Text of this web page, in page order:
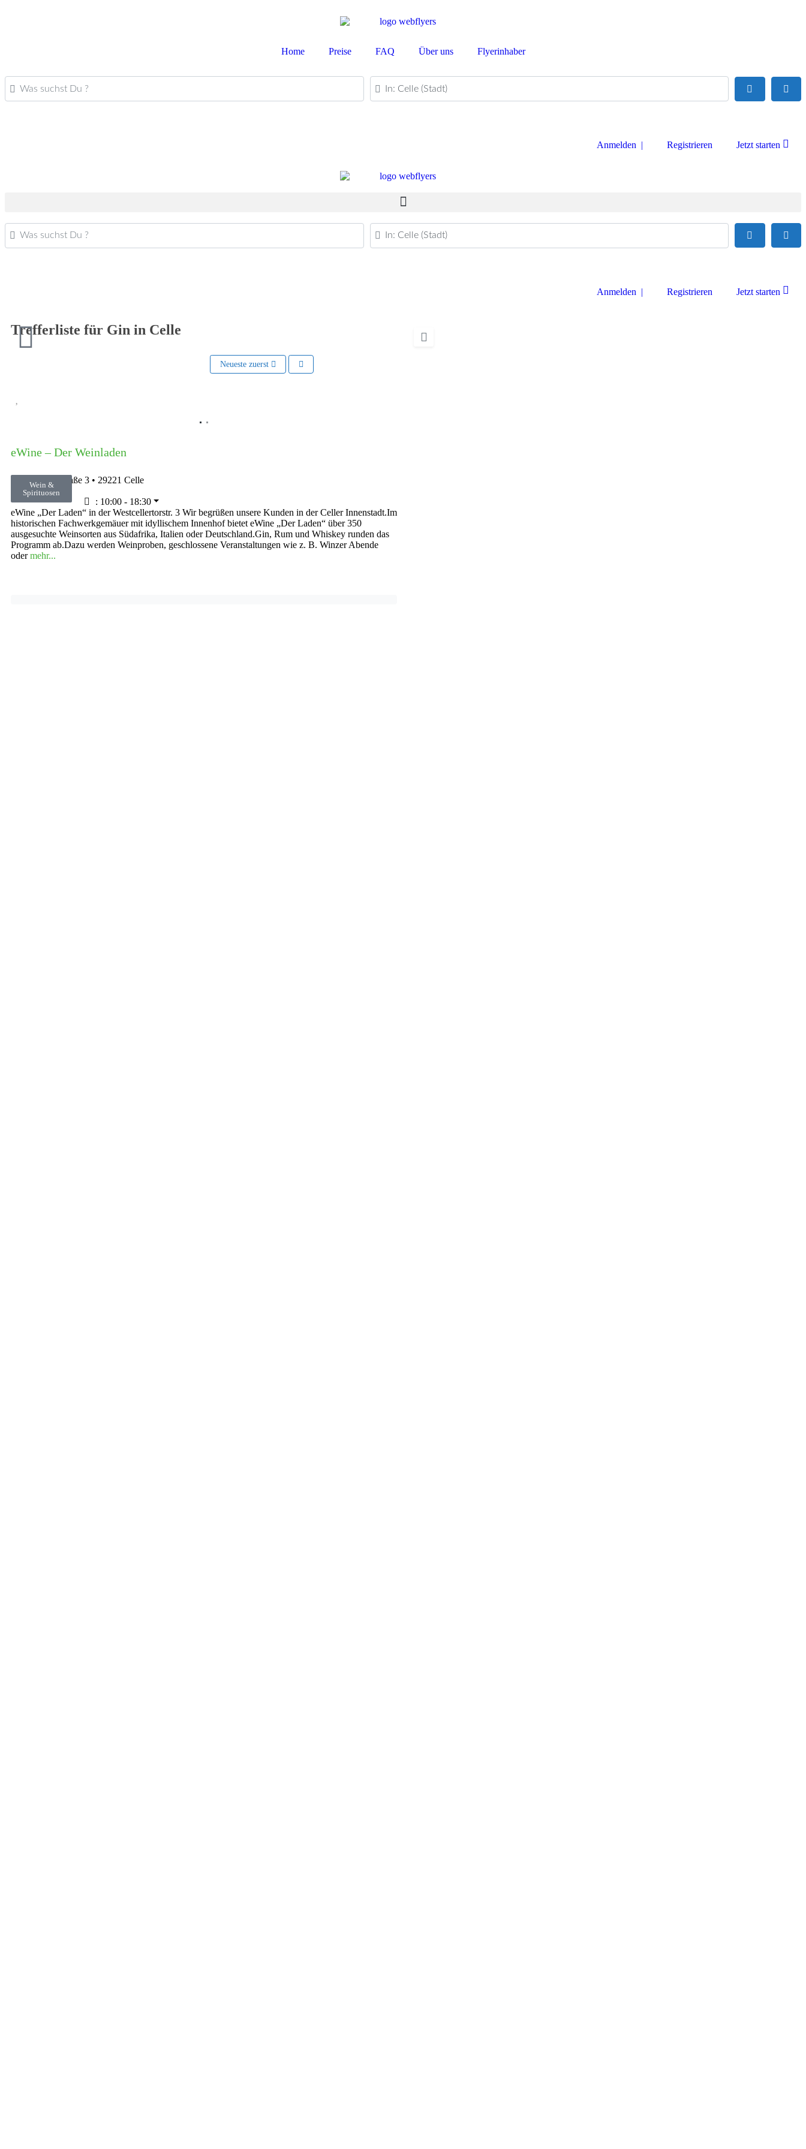
Home Preise FAQ Über uns Flyerinhaber
Was suchst Du ? PLZ oder Ort
Anmelden | Registrieren Jetzt starten
Was suchst Du ? PLZ oder Ort
Anmelden | Registrieren Jetzt starten
Trefferliste für Gin in Celle
Neueste zuerst
eWine – Der Weinladen
Wein &
Spirituosen
Westcellertorstraße 3 • 29221 Celle
05141 2089520
: 10:00 - 18:30
eWine „Der Laden“ in der Westcellertorstr. 3 Wir begrüßen unsere Kunden in der Celler Innenstadt.Im
historischen Fachwerkgemäuer mit idyllischem Innenhof bietet eWine „Der Laden“ über 350
ausgesuchte Weinsorten aus Südafrika, Italien oder Deutschland.Gin, Rum und Whiskey runden das
Programm ab.Dazu werden Weinproben, geschlossene Veranstaltungen wie z. B. Winzer Abende
odermehr...